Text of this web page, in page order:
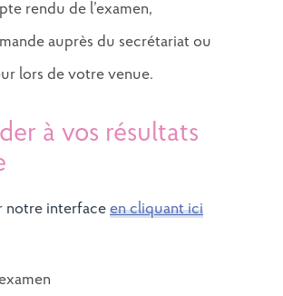
rendu de l’examen,
auprès du secrétariat ou
lors de votre venue.
à vos résultats
notre interface en cliquant ici